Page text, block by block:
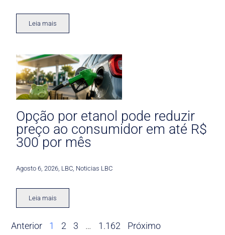
Leia mais
Opção por etanol pode reduzir
preço ao consumidor em até R$
300 por mês
Agosto 6, 2026 LBC Noticias LBC
Leia mais
Anterior 1 2 3 … 1.162 Próximo